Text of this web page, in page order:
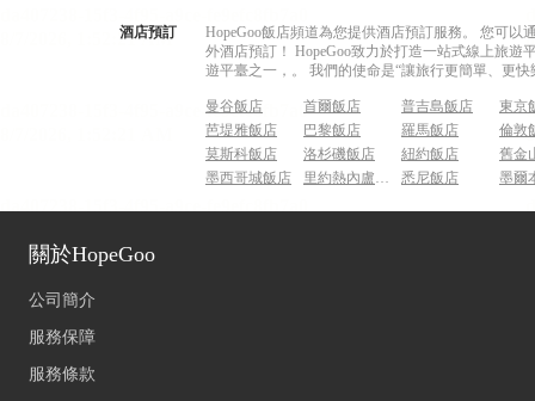
酒店預訂
HopeGoo飯店頻道為您提供酒店預訂服務。 您可
外酒店預訂！ HopeGoo致力於打造一站式線上旅
遊平臺之一，。 我們的使命是“讓旅行更簡單、更
曼谷飯店 首爾飯店 普吉島飯店
東京
芭堤雅飯店
巴黎飯店 羅馬飯店
倫敦
莫斯科飯店
洛杉磯飯店 紐約飯店
舊金
墨西哥城飯店
里約熱內盧飯店 悉尼飯店 墨爾
關於HopeGoo
公司簡介
服務保障
服務條款